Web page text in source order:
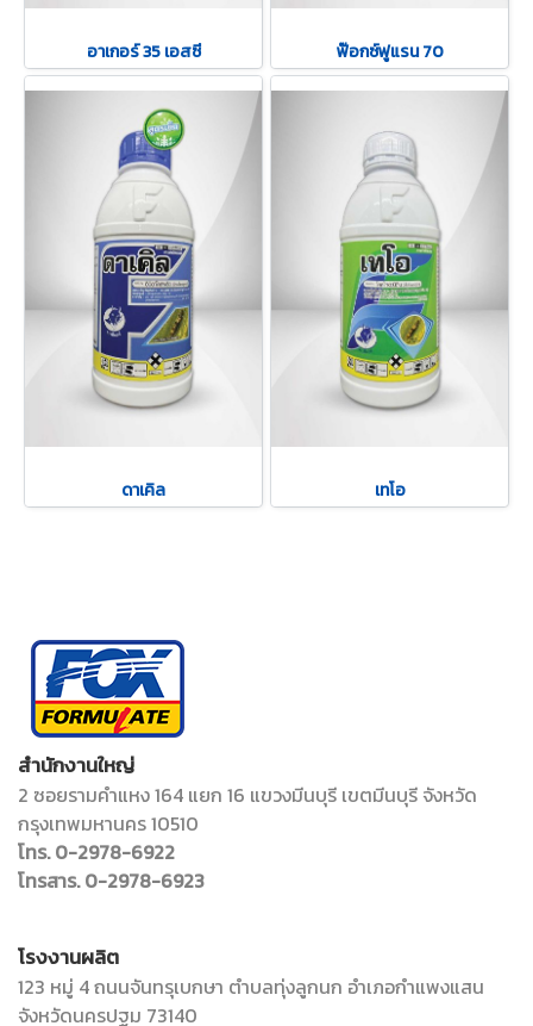
อาเกอร์ 35 เอสซี ฟ๊อกซ์ฟูแรน 70
ดาเคิล เทโอ
สำนักงานใหญ่
2 ซอยรามคำแหง 164 แยก 16 แขวงมีนบุรี เขตมีนบุรี จังหวัด
กรุงเทพมหานคร 10510
โทร. 0-2978-6922
โทรสาร. 0-2978-6923
โรงงานผลิต
123 หมู่ 4 ถนนจันทรุเบกษา ตำบลทุ่งลูกนก อำเภอกำแพงแสน
จังหวัดนครปฐม 73140